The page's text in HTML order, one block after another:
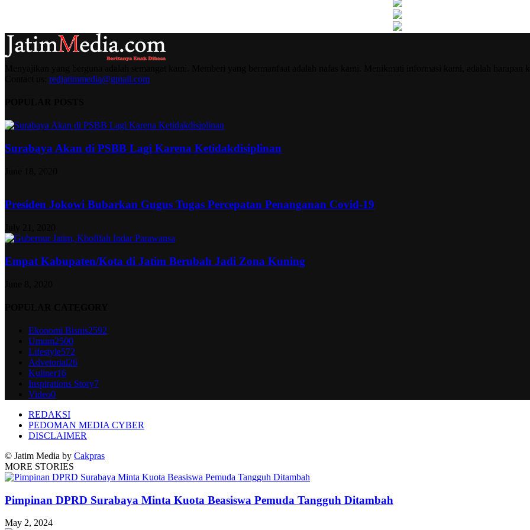
redjatimmedia@gmail.com
Surabaya Akan di PSBB Lagi Karena Ketidakdisiplinan
Presiden Jokowi Bubarkan Gugus Tugas Percepatan Penanganan Covid-19
Empat Kabupaten/Kota di Jatim Berubah Jadi Zona Kuning
Ekonomi Bisnis2592
Umum2500
Lifestyle572
Advetorial26
Kuliner16
Inspirations Story7
Video0
REDAKSI
PEDOMAN MEDIA CYBER
DISCLAIMER
© Jatim Media by Cakpras
MORE STORIES
Pimpinan DPRD Surabaya Minta Kuota Beasiswa Pemuda Tangguh Ditambah
May 2, 2024